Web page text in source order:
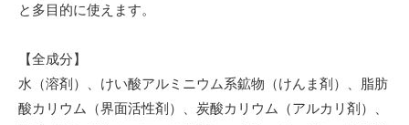
と多目的に使えます。
【全成分】
水（溶剤）、けい酸アルミニウム系鉱物（けんま剤）、脂肪
酸カリウム（界面活性剤）、炭酸カリウム（アルカリ剤）、